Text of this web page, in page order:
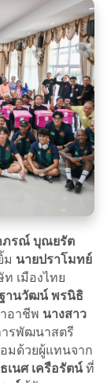
ภรณ์ บุณยรัต
ม นายปราโมทย์
เมืองไทย
านวัฒน์ พรนิธิ
อาชีพ นางสาว
ารพัฒนาสตรี
มด้วยผู้แทนจาก
เนศ เครือรัตน์ที่